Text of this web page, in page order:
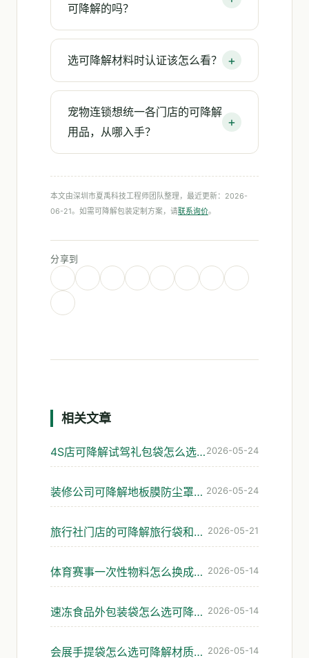
可降解的吗？
选可降解材料时认证该怎么看？
宠物连锁想统一各门店的可降解
用品，从哪入手？
本文由深圳市夏禹科技工程师团队整理，最近更新：2026-
06-21。如需可降解包装定制方案，请联系询价。
分享到
相关文章
4S店可降解试驾礼包袋怎么选：座椅膜与手册袋实操2026-05-24
装修公司可降解地板膜防尘罩垃圾袋怎么选 2026-05-24
旅行社门店的可降解旅行袋和资料袋，怎么选才不踩坑 2026-05-21
体育赛事一次性物料怎么换成可降解的不踩坑 2026-05-14
速冻食品外包装袋怎么选可降解材料才不脆裂 2026-05-14
会展手提袋怎么选可降解材质?展会发袋避坑指南 2026-05-14